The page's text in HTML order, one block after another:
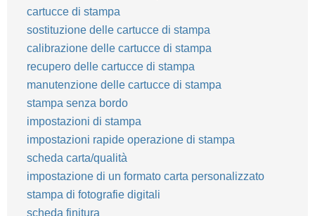
cartucce di stampa
sostituzione delle cartucce di stampa
calibrazione delle cartucce di stampa
recupero delle cartucce di stampa
manutenzione delle cartucce di stampa
stampa senza bordo
impostazioni di stampa
impostazioni rapide operazione di stampa
scheda carta/qualità
impostazione di un formato carta personalizzato
stampa di fotografie digitali
scheda finitura